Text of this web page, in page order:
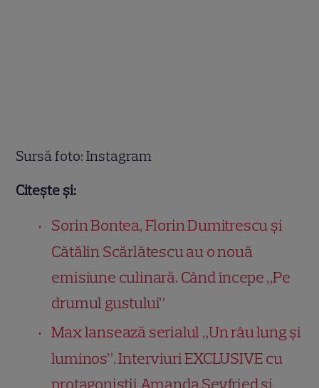
Sursă foto: Instagram
Citește și:
Sorin Bontea, Florin Dumitrescu și
Cătălin Scărlătescu au o nouă
emisiune culinară. Când începe „Pe
drumul gustului”
Max lansează serialul „Un râu lung și
luminos”. Interviuri EXCLUSIVE cu
protagoniștii Amanda Seyfried și